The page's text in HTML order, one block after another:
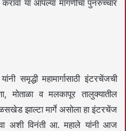
करावा या आपल्या मागणीचा पुनरुच्चार
समृद्धी महामार्गासाठी इंटरचेंजची
मोताळा व मलकापूर तालुक्यातील
पळसखेड झाल्टा मार्गे असोला हा इंटरचेंज
अशी विनंती आ. महाले यांनी आज